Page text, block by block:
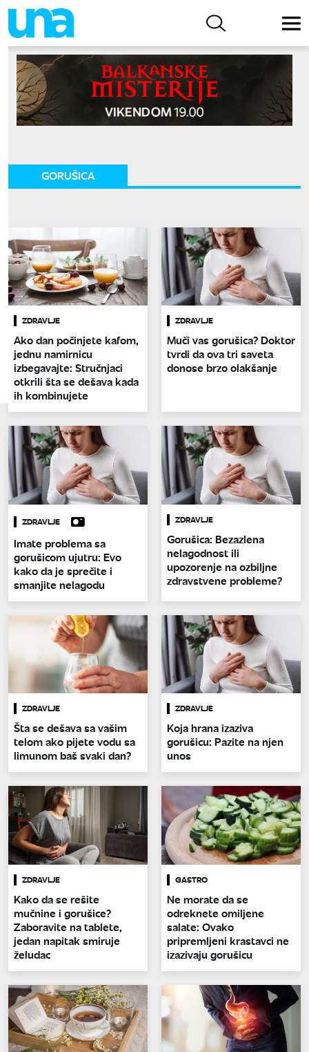
GORUŠICA
ZDRAVLJE
Ako dan počinjete kafom,
jednu namirnicu
izbegavajte: Stručnjaci
otkrili šta se dešava kada
ih kombinujete
ZDRAVLJE
Muči vas gorušica? Doktor
tvrdi da ova tri saveta
donose brzo olakšanje
ZDRAVLJE
Imate problema sa
gorušicom ujutru: Evo
kako da je sprečite i
smanjite nelagodu
ZDRAVLJE
Gorušica: Bezazlena
nelagodnost ili
upozorenje na ozbiljne
zdravstvene probleme?
ZDRAVLJE
Šta se dešava sa vašim
telom ako pijete vodu sa
limunom baš svaki dan?
ZDRAVLJE
Koja hrana izaziva
gorušicu: Pazite na njen
unos
ZDRAVLJE
Kako da se rešite
mučnine i gorušice?
Zaboravite na tablete,
jedan napitak smiruje
želudac
GASTRO
Ne morate da se
odreknete omiljene
salate: Ovako
pripremljeni krastavci ne
izazivaju gorušicu